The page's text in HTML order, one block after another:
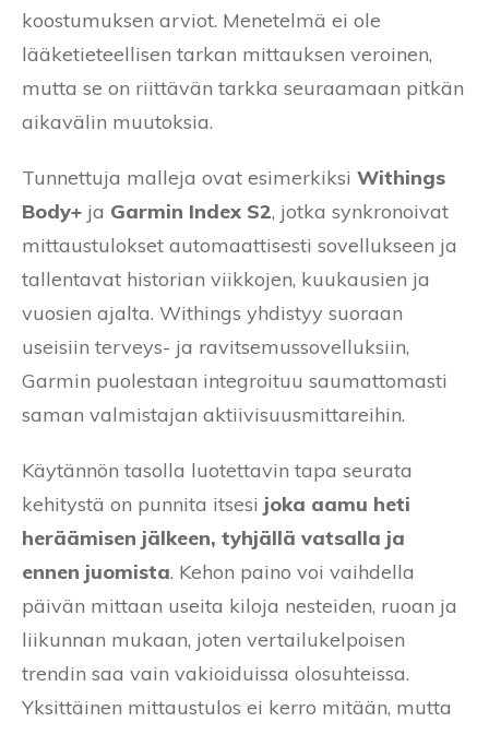
koostumuksen arviot. Menetelmä ei ole
lääketieteellisen tarkan mittauksen veroinen,
mutta se on riittävän tarkka seuraamaan pitkän
aikavälin muutoksia.
Tunnettuja malleja ovat esimerkiksi Withings
Body+ ja Garmin Index S2, jotka synkronoivat
mittaustulokset automaattisesti sovellukseen ja
tallentavat historian viikkojen, kuukausien ja
vuosien ajalta. Withings yhdistyy suoraan
useisiin terveys- ja ravitsemussovelluksiin,
Garmin puolestaan integroituu saumattomasti
saman valmistajan aktiivisuusmittareihin.
Käytännön tasolla luotettavin tapa seurata
kehitystä on punnita itsesi joka aamu heti
heräämisen jälkeen, tyhjällä vatsalla ja
ennen juomista. Kehon paino voi vaihdella
päivän mittaan useita kiloja nesteiden, ruoan ja
liikunnan mukaan, joten vertailukelpoisen
trendin saa vain vakioiduissa olosuhteissa.
Yksittäinen mittaustulos ei kerro mitään, mutta